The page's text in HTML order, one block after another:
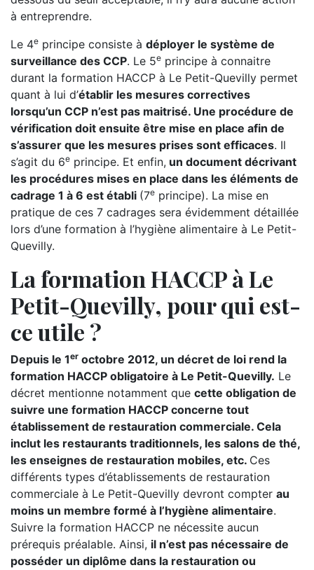
à entreprendre.
Le 4e principe consiste à déployer le système de
surveillance des CCP. Le 5e principe à connaitre
durant la formation HACCP à Le Petit-Quevilly permet
quant à lui d’établir les mesures correctives
lorsqu’un CCP n’est pas maitrisé. Une procédure de
vérification doit ensuite être mise en place afin de
s’assurer que les mesures prises sont efficaces. Il
s’agit du 6e principe. Et enfin, un document décrivant
les procédures mises en place dans les éléments de
cadrage 1 à 6 est établi (7e principe). La mise en
pratique de ces 7 cadrages sera évidemment détaillée
lors d’une formation à l’hygiène alimentaire à Le Petit-
Quevilly.
La formation HACCP à Le
Petit-Quevilly, pour qui est-
ce utile ?
Depuis le 1er octobre 2012, un décret de loi rend la
formation HACCP obligatoire à Le Petit-Quevilly. Le
décret mentionne notamment que cette obligation de
suivre une formation HACCP concerne tout
établissement de restauration commerciale. Cela
inclut les restaurants traditionnels, les salons de thé,
les enseignes de restauration mobiles, etc. Ces
différents types d’établissements de restauration
commerciale à Le Petit-Quevilly devront compter au
moins un membre formé à l’hygiène alimentaire.
Suivre la formation HACCP ne nécessite aucun
prérequis préalable. Ainsi, il n’est pas nécessaire de
posséder un diplôme dans la restauration ou